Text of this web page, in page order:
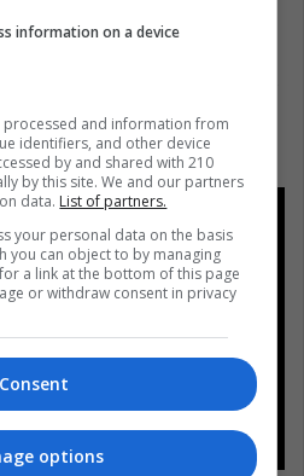
los 25 años
minutos en el Fortaleza,
Flamengo, que ve en él una
que darle ritmo poco a
capacidad de regate.
information on a device
and information from
identifiers, and other device
by and shared with 210
by this site. We and our partners
data. List of partners.
your personal data on the basis
you can object to by managing
a link at the bottom of this page
or withdraw consent in privacy
Consent
options